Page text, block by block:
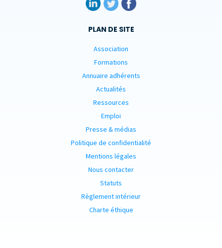
PLAN DE SITE
Association
Formations
Annuaire adhérents
Actualités
Ressources
Emploi
Presse & médias
Politique de confidentialité
Mentions légales
Nous contacter
Statuts
Règlement intérieur
Charte éthique